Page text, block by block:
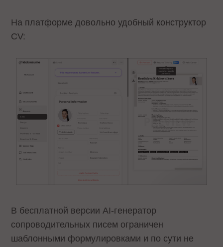
На платформе довольно удобный конструктор
СV:
В бесплатной версии AI-генератор
сопроводительных писем ограничен
шаблонными формулировками и по сути не